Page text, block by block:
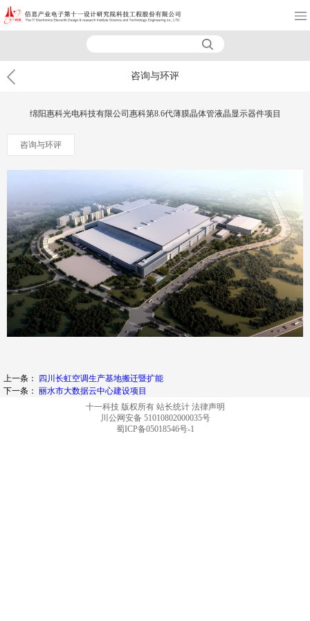
咨询与环评
绵阳惠科光电科技有限公司惠科第8.6代薄膜晶体管液晶显示器件项目
咨询与环评
上一条：
四川长虹空调生产基地搬迁暨扩能
下一条： 丽水市大数据云中心建设项目
十一科技 版权所有 站长统计 法律声明
川公网安备 51010802000035号
蜀ICP备05018546号-1